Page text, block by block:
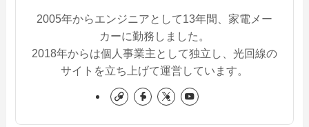
2005年からエンジニアとして13年間、家電メー
カーに勤務しました。
2018年からは個人事業主として独立し、光回線の
サイトを立ち上げて運営しています。